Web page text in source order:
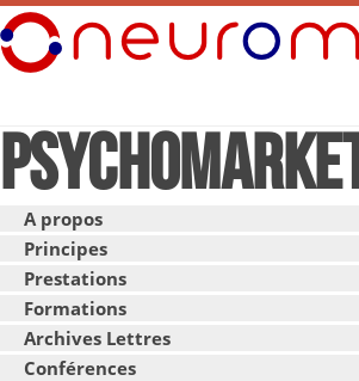
A propos
Principes
Prestations
Formations
Archives Lettres
Conférences